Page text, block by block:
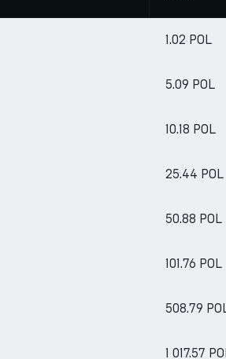
1.02 POL
5.09 POL
10.18 POL
25.44 POL
50.88 POL
101.76 POL
508.79
1 017.57